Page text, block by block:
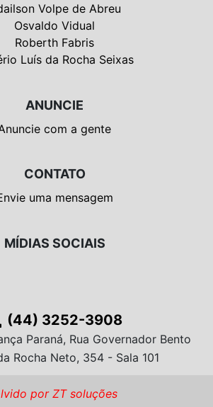
Volpe de Abreu
Osvaldo Vidual
Roberth Fabris
Luís da Rocha Seixas
ANUNCIE
com a gente
CONTATO
uma mensagem
MÍDIAS SOCIAIS
(44) 3252-3908
Paraná, Rua Governador Bento
Rocha Neto, 354 - Sala 101
por ZT soluções